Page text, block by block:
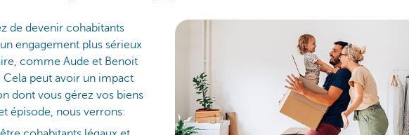
de devenir cohabitants
engagement plus sérieux
comme Aude et Benoit
Cela peut avoir un impact
dont vous gérez vos biens
épisode, nous verrons: